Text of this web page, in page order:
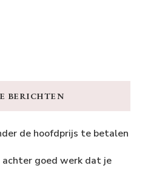
BERICHTEN
de hoofdprijs te betalen
achter goed werk dat je